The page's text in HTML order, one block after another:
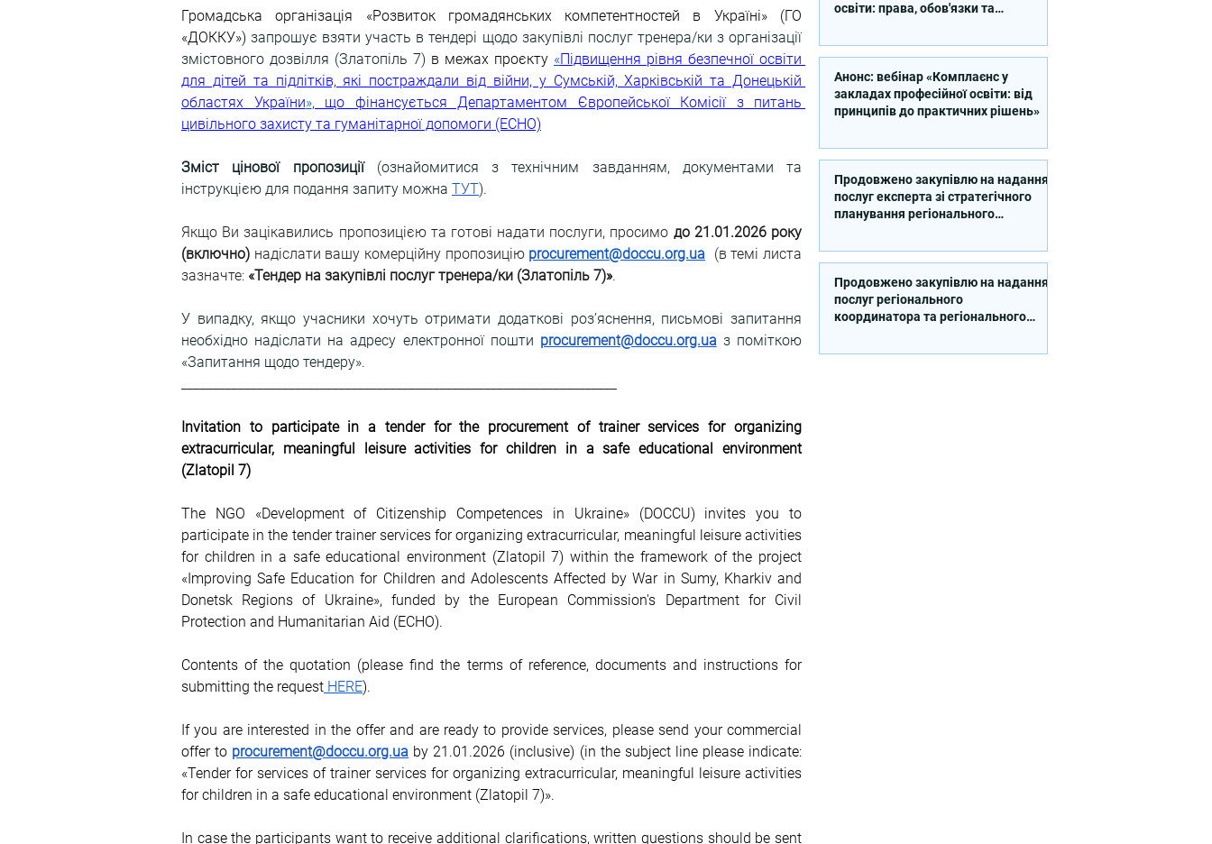
Громадська організація «Розвиток громадянських компетентностей в Україні» (ГО
«ДОККУ») запрошує взяти участь в тендері щодо закупівлі послуг тренера/ки з організації
змістовного дозвілля (Златопіль 7) в межах проєкту «Підвищення рівня безпечної освіти
для дітей та підлітків, які постраждали від війни, у Сумській, Харківській та Донецькій
областях України», що фінансується Департаментом Європейської Комісії з питань
цивільного захисту та гуманітарної допомоги (ECHO)
Зміст цінової пропозиції (ознайомитися з технічним завданням, документами та
інструкцією для подання запиту можна ТУТ).
Якщо Ви зацікавились пропозицією та готові надати послуги, просимо до 21.01.2026 року
(включно) надіслати вашу комерційну пропозицію procurement@doccu.org.ua (в темі листа
зазначте: «Тендер на закупівлі послуг тренера/ки (Златопіль 7)».
У випадку, якщо учасники хочуть отримати додаткові роз’яснення, письмові запитання
необхідно надіслати на адресу електронної пошти procurement@doccu.org.ua з поміткою
«Запитання щодо тендеру».
Invitation to participate in a tender for the procurement of trainer services for organizing
extracurricular, meaningful leisure activities for children in a safe educational environment
(Zlatopil 7)
The NGO «Development of Citizenship Competences in Ukraine» (DOCCU) invites you to
participate in the tender trainer services for organizing extracurricular, meaningful leisure activities
for children in a safe educational environment (Zlatopil 7) within the framework of the project
«Improving Safe Education for Children and Adolescents Affected by War in Sumy, Kharkiv and
Donetsk Regions of Ukraine», funded by the European Commission's Department for Civil
Protection and Humanitarian Aid (ECHO).
Contents of the quotation (please find the terms of reference, documents and instructions for
submitting the request HERE).
If you are interested in the offer and are ready to provide services, please send your commercial
offer to procurement@doccu.org.ua by 21.01.2026 (inclusive) (in the subject line please indicate:
«Tender for services of trainer services for organizing extracurricular, meaningful leisure activities
for children in a safe educational environment (Zlatopil 7)».
In case the participants want to receive additional clarifications, written questions should be sent
освіти: права, обов'язки та
Анонс: вебінар «Комплаєнс у
закладах професійної освіти: від
принципів до практичних рішень»
Продовжено закупівлю на надання
послуг експерта зі стратегічного
планування регіонального
реалізації Швейцарсько-
українського Проєкту DECIDE
Продовжено закупівлю на надання
послуг регіонального
координатора та регіонального
Швейцарсько-українського